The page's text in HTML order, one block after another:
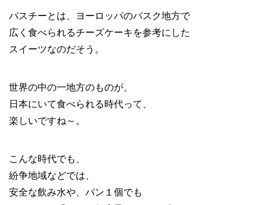
バスチーとは、ヨーロッパのバスク地方で
広く食べられるチーズケーキを参考にした
スイーツなのだそう。
世界の中の一地方のものが、
日本にいて食べられる時代って、
楽しいですね～。
こんな時代でも、
紛争地域などでは、
安全な飲み水や、パン１個でも